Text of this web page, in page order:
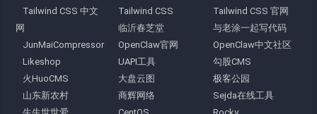
Tailwind CSS 中文
网
Tailwind CSS
Tailwind CSS 官网
临沂春芝堂
与老涂一起写代码
JunMaiCompressor
OpenClaw官网
OpenClaw中文社区
Likeshop
UAPI工具
勾股CMS
火HuoCMS
大盘云图
极客公园
山东新农村
商辉网络
Sejda在线工具